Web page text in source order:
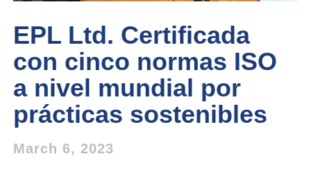
EPL Ltd. Certificada
con cinco normas ISO
a nivel mundial por
prácticas sostenibles
March 6, 2023